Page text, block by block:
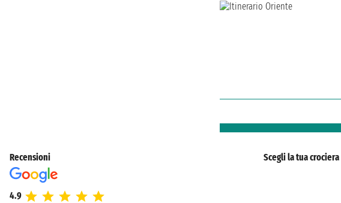
Recensioni
4.9
Scegli la tua crociera